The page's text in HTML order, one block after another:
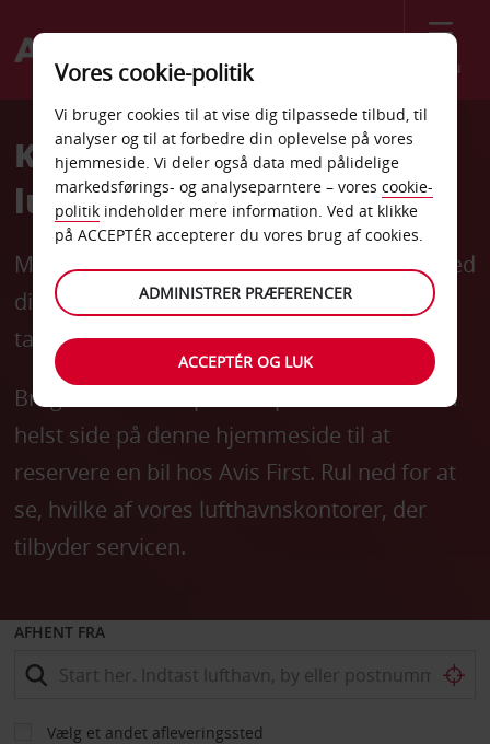
Menu
Kun fly forlader
lufthavnen hurtigere
Med Avis First vil din concierge møde dig med
dit køretøj i en reserveret zone, bogstaveligt
talt få sekunder fra terminaldøren.
Brug reservationspanelet på en hvilken som
helst side på denne hjemmeside til at
reservere en bil hos Avis First. Rul ned for at
se, hvilke af vores lufthavnskontorer, der
tilbyder servicen.
AFHENT FRA
Vælg et andet afleveringssted
Vores cookie-politik
Vi bruger cookies til at vise dig tilpassede tilbud, til
analyser og til at forbedre din oplevelse på vores
hjemmeside. Vi deler også data med pålidelige
markedsførings- og analyseparntere – vores cookie-
politik indeholder mere information. Ved at klikke
på ACCEPTÉR accepterer du vores brug af cookies.
ADMINISTRER PRÆFERENCER
ACCEPTÉR OG LUK